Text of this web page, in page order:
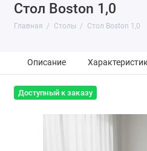
Стол Boston 1,0
Главная Столы Стол Boston 1,0
Описание
Доступный к заказу